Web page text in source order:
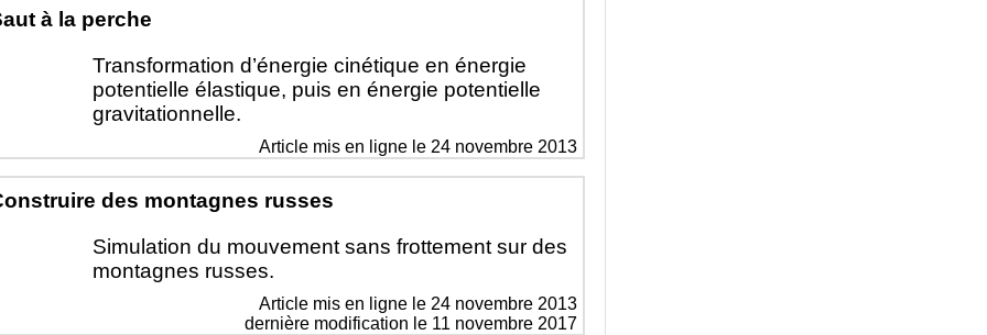
à la perche
Transformation d’énergie cinétique en énergie
potentielle élastique, puis en énergie potentielle
gravitationnelle.
Article mis en ligne le24 novembre 2013
des montagnes russes
Simulation du mouvement sans frottement sur des
montagnes russes.
Article mis en ligne le24 novembre 2013
dernière modification le 11 novembre 2017